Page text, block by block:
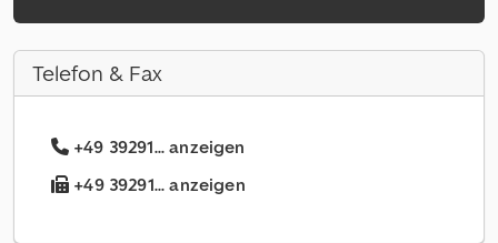
Telefon & Fax
+49 39291... anzeigen
+49 39291... anzeigen